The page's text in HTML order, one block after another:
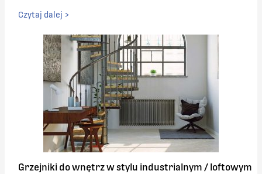
Czytaj dalej >
Grzejniki do wnętrz w stylu industrialnym / loftowym